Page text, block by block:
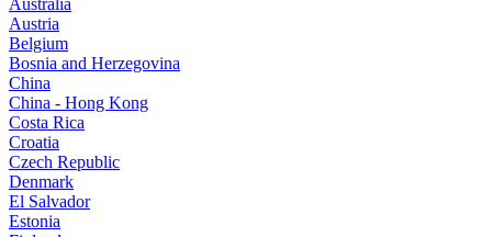
Austria
Belgium
Bosnia and Herzegovina
China
China - Hong Kong
Costa Rica
Croatia
Czech Republic
Denmark
El Salvador
Estonia